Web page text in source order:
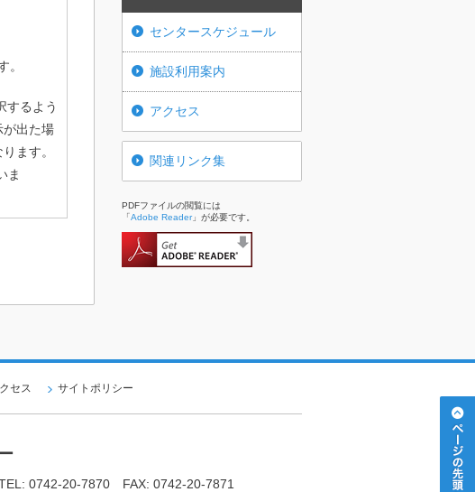
。
するよう
が出た場
ます。
ま
センタースケジュール
施設利用案内
アクセス
関連リンク集
PDFファイルの閲覧には
「Adobe Reader」が必要です。
セス サイトポリシー
0742-20-7870 FAX: 0742-20-7871